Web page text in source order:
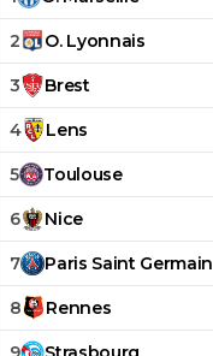
2 O. Lyonnais
3 Brest
4 Lens
5 Toulouse
6 Nice
7 Paris Saint Germain
8 Rennes